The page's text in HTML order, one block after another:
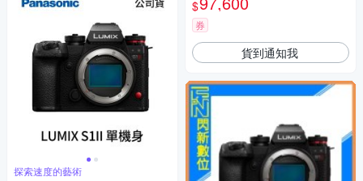
探索速度的藝術
$
券
貨到通知我